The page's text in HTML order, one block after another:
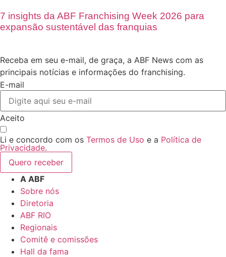
7 insights da ABF Franchising Week 2026 para
expansão sustentável das franquias
Receba em seu e-mail, de graça, a ABF News com as
principais notícias e informações do franchising.
E-mail
Aceito
Li e concordo com os Termos de Uso e a Política de
Privacidade.
Quero receber
A ABF
Sobre nós
Diretoria
ABF RIO
Regionais
Comitê e comissões
Hall da fama